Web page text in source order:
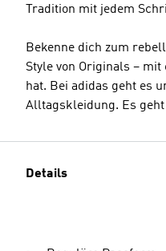
Tradition mit jedem
Bekenne dich zum
Style von Originals – mit
hat. Bei adidas geht es
Alltagskleidung. Es
Details